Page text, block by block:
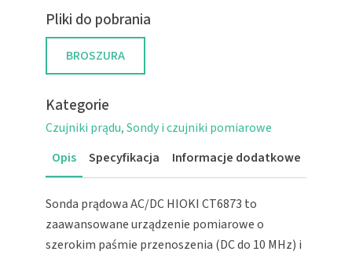
Pliki do pobrania
BROSZURA
Kategorie
Czujniki prądu Sondy i czujniki pomiarowe
Opis
Specyfikacja Informacje dodatkowe
Sonda prądowa AC/DC HIOKI CT6873 to
zaawansowane urządzenie pomiarowe o
szerokim paśmie przenoszenia (DC do 10 MHz) i